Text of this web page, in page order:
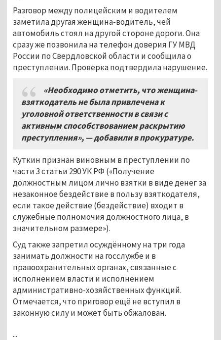
Разговор между полицейским и водителем
заметила другая женщина-водитель, чей
автомобиль стоял на другой стороне дороги. Она
сразу же позвонила на телефон доверия ГУ МВД
России по Свердловской области и сообщила о
преступлении. Проверка подтвердила нарушение.
«Необходимо отметить, что женщина-
взяткодатель не была привлечена к
уголовной ответственности в связи с
активным способствованием раскрытию
преступления», — добавили впрокуратуре.
Куткин признан виновным в преступлении по
части 3 статьи 290 УК РФ («Получение
должностным лицом лично взятки в виде денег за
незаконное бездействие в пользу взяткодателя,
если такое действие (бездействие) входит в
служебные полномочия должностного лица, в
значительном размере»).
Суд также запретил осуждённому на три года
занимать должности на госслужбе и в
правоохранительных органах, связанные с
исполнением власти и исполнением
административно-хозяйственных функций.
Отмечается, что приговор ещё не вступил в
законную силу и может быть обжалован.
...